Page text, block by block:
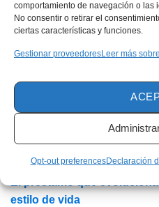
comportamiento de navegación o las
No consentir o retirar el
ciertas características y funciones.
Gestionar proveedoresLeer más
Opt-out preferencesDeclaración
función de tu situación.
Monto Mínimo y
como para proyectos más
Leer más artículos
Vive la vida que deseas:
tarjeta de crédito apropriada
estilo de vida